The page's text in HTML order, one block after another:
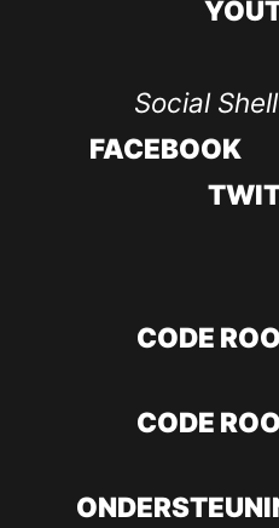
Social
FACEBOOK
CODE
CODE